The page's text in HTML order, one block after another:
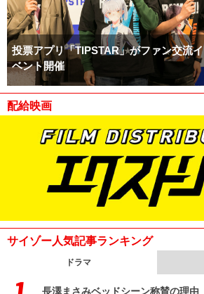
投票アプリ「TIPSTAR」がファン交流イ
ベント開催
配給映画
サイゾー人気記事ランキング
ドラマ
長澤まさみベッドシーン称賛の理由